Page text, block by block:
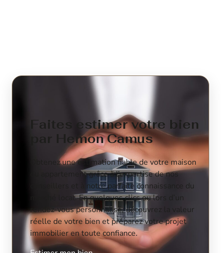
Faites estimer votre bien
par Hemon Camus
Obtenez une estimation fiable de votre maison
ou appartement grâce à l’expertise de nos
conseillers et à notre parfaite connaissance du
marché local. En quelques clics ou lors d’un
rendez-vous personnalisé, découvrez la valeur
réelle de votre bien et préparez votre projet
immobilier en toute confiance.